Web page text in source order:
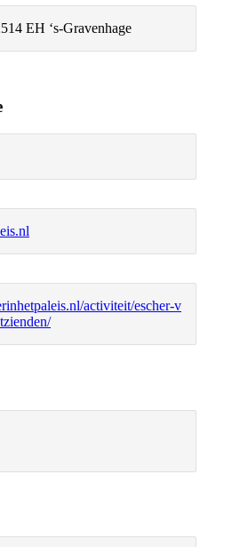
EH ‘s-Gravenhage
activiteit/escher-v